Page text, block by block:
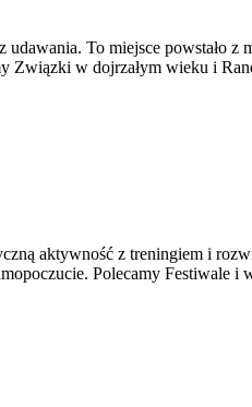
To miejsce powstało z
Związki w dojrzałym wieku i
aktywność z treningiem i
Polecamy Festiwale